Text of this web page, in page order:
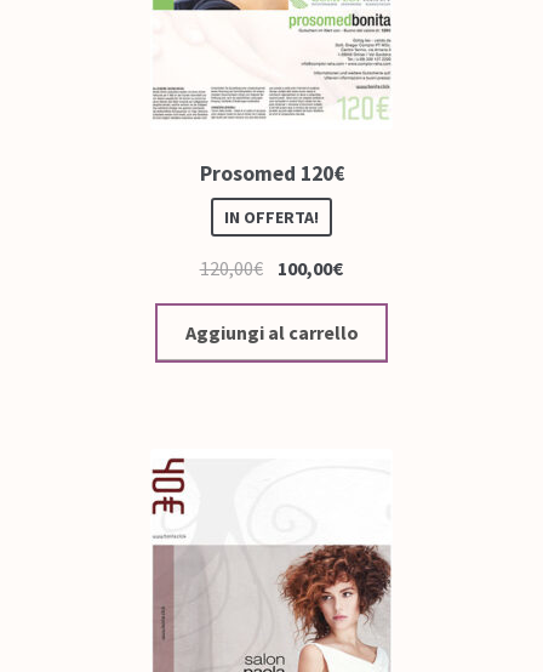
Prosomed 120€
IN OFFERTA!
120,00€ 100,00€
Aggiungi al carrello